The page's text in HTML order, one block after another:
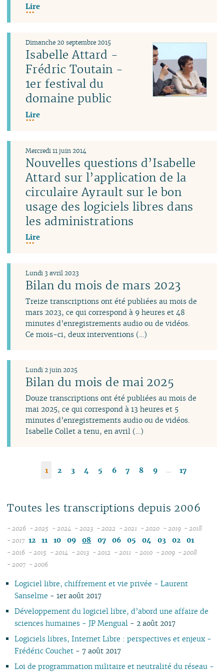
Lire
Isabelle Attard -
Frédric Toutain -
1er festival du
domaine public
Dimanche 20 septembre 2015
Lire
Nouvelles questions d’Isabelle
Attard sur l’application de la
circulaire Ayrault sur le bon
usage des logiciels libres dans
les administrations
Mercredi 11 juin 2014
Lire
Bilan du mois de mars 2023
Lundi 3 avril 2023
Treize transcriptions ont été publiées au mois de
mars 2023, ce qui correspond à 9 heures et 48
minutes d’enregistrements audio ou de vidéos.
Ce mois-ci, deux interventions (…)
Bilan du mois de mai 2025
Lundi 2 juin 2025
Douze transcriptions ont été publiées au mois de
mai 2025, ce qui correspond à 13 heures et 5
minutes d’enregistrements audio ou de vidéos.
Isabelle Collet a tenu, en avril (…)
1 2 3 4 5 6 7 8 9 … 17
Toutes les transcriptions depuis 2006
- 2026
08
04
03
02
01
- 2025
12
08
07
06
05
01
- 2024
12
08
07
06
05
02
01
- 2023
12
08
07
06
05
03
01
- 2022
12
08
06
05
03
02
01
- 2021
12
08
06
05
03
01
- 2020
12
08
06
05
01
- 2019
12
08
06
03
01
- 2018
06
01
- 2017 12 11 10 09 08 07 06 05 04 03 02 01
- 2016
10
09
08
07
03
- 2015
10
09
08
07
03
- 2014
10
09
08
07
02
- 2013
09
08
04
02
- 2012
09
07
06
01
- 2011
10
08
07
05
03
- 2010
10
08
07
03
- 2009 - 2008
01
- 2007 - 2006
Logiciel libre, chiffrement et vie privée - Laurent
Sanselme - 1er août 2017
Développement du logiciel libre, d’abord une affaire de
sciences humaines - JP Mengual- 2 août 2017
Logiciels libres, Internet Libre : perspectives et enjeux -
Frédéric Couchet- 7 août 2017
Loi de programmation militaire et neutralité du réseau -